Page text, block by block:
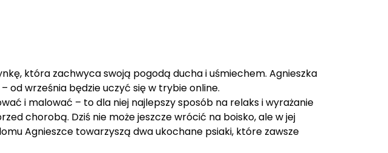
która zachwyca swoją pogodą ducha i uśmiechem. Agnieszka
od września będzie uczyć się w trybie online.
i malować – to dla niej najlepszy sposób na relaks i wyrażanie
chorobą. Dziś nie może jeszcze wrócić na boisko, ale w jej
Agnieszce towarzyszą dwa ukochane psiaki, które zawsze